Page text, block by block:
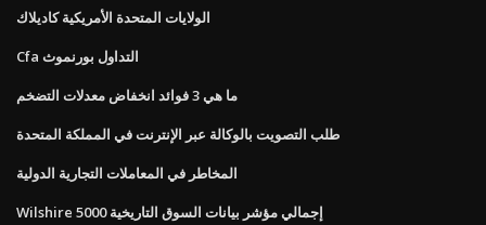
الولايات المتحدة الأمريكية كاديلاك
Cfa التداول بورنموث
ما هي 3 فوائد انخفاض معدلات التضخم
طلب التصويت بالوكالة عبر الإنترنت في المملكة المتحدة
المخاطر في المعاملات التجارية الدولية
Wilshire 5000 إجمالي مؤشر بيانات السوق التاريخية